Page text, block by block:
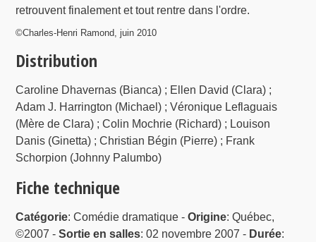
retrouvent finalement et tout rentre dans l'ordre.
©Charles-Henri Ramond, juin 2010
Distribution
Caroline Dhavernas (Bianca) ; Ellen David (Clara) ;
Adam J. Harrington (Michael) ; Véronique Leflaguais
(Mère de Clara) ; Colin Mochrie (Richard) ; Louison
Danis (Ginetta) ; Christian Bégin (Pierre) ; Frank
Schorpion (Johnny Palumbo)
Fiche technique
Catégorie: Comédie dramatique -Origine: Québec,
©2007 -Sortie en salles: 02 novembre 2007 - Durée: